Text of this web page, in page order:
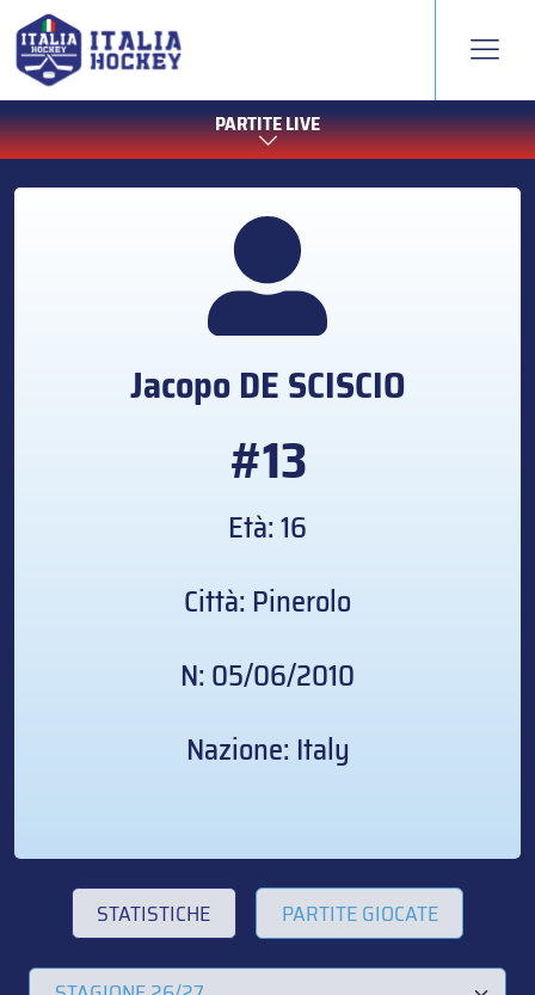
PARTITE LIVE
JacopoDE SCISCIO
#13
Età: 16
Città: Pinerolo
N: 05/06/2010
Nazione: Italy
STATISTICHE PARTITE GIOCATE